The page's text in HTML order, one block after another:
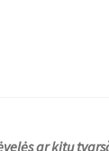
ar kitų